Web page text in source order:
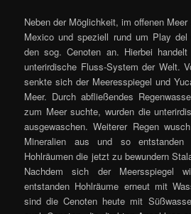
Neben der Möglichkeit, im offenen
Mexico und speziell rund um Play
den sog. Cenoten an. Hierbei
unterirdische Fluss-System der Welt.
senkte sich der Meeresspiegel und
Meer. Durch abfließendes
zum Meer suchte, wurden die
ausgewaschen. Weiterer Regen
Mineralien aus und so
Hohlräumen die jetzt zu bewundern
Nachdem sich der Meersspiegel
entstanden Hohlräume erneut mit
sind die Cenoten heute mit